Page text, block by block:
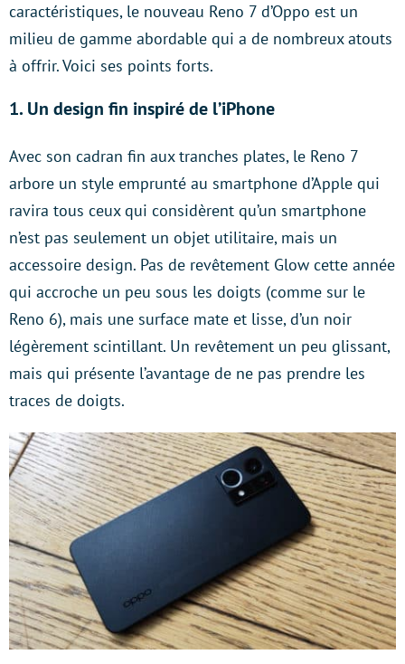
caractéristiques, le nouveau Reno 7 d’Oppo est un
milieu de gamme abordable qui a de nombreux atouts
à offrir. Voici ses points forts.
1. Un design fin inspiré de l’iPhone
Avec son cadran fin aux tranches plates, le Reno 7
arbore un style emprunté au smartphone d’Apple qui
ravira tous ceux qui considèrent qu’un smartphone
n’est pas seulement un objet utilitaire, mais un
accessoire design. Pas de revêtement Glow cette année
qui accroche un peu sous les doigts (comme sur le
Reno 6), mais une surface mate et lisse, d’un noir
légèrement scintillant. Un revêtement un peu glissant,
mais qui présente l’avantage de ne pas prendre les
traces de doigts.